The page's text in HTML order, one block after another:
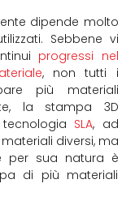
dipende molto
Sebbene vi
progressi nel
, non tutti i
più materiali
la stampa 3D
SLA, ad
diversi, ma
per sua natura è
di più materiali